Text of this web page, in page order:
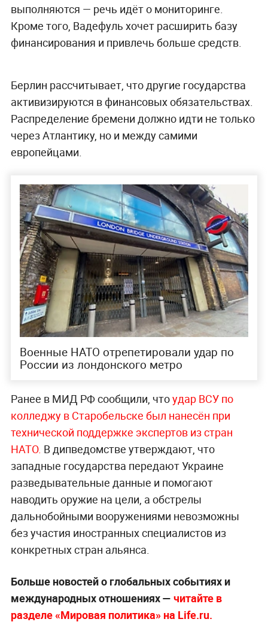
выполняются — речь идёт о мониторинге.
Кроме того, Вадефуль хочет расширить базу
финансирования и привлечь больше средств.
Берлин рассчитывает, что другие государства
активизируются в финансовых обязательствах.
Распределение бремени должно идти не только
через Атлантику, но и между самими
европейцами.
Военные НАТО отрепетировали удар по
России из лондонского метро
Ранее в МИД РФ сообщили, чтоудар ВСУ по
колледжу в Старобельске был нанесён при
технической поддержке экспертов из стран
НАТО. В дипведомстве утверждают, что
западные государства передают Украине
разведывательные данные и помогают
наводить оружие на цели, а обстрелы
дальнобойными вооружениями невозможны
без участия иностранных специалистов из
конкретных стран альянса.
Больше новостей о глобальных событиях и
международных отношениях — читайте в
разделе «Мировая политика» на Life.ru.